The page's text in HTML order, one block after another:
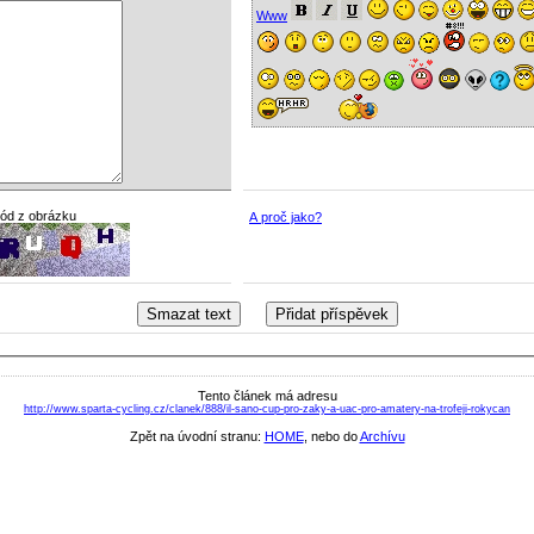
Www
z obrázku A proč jako?
Tento článek má adresu
http://www.sparta-cycling.cz/clanek/888/il-sano-cup-pro-zaky-a-uac-pro-amatery-na-trofeji-rokycan
Zpět na úvodní stranu: HOME, nebo doArchívu